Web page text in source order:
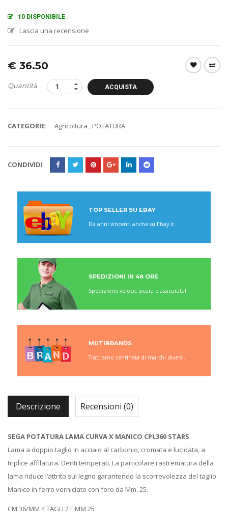
10 DISPONIBILE
Lascia una recensione
€ 36.50
Quantità ACQUISTA
CATEGORIE: Agricoltura , POTATURA
CONDIVIDI
TOP SELLER SU EBAY
Da anni vincenti anche su Ebay.it
SPEDIZIONI IN 48 ORE
Spedizione veloce, sicura e assicurata!
MUTIBRANDS
Trattiamo centinaia di marchi diversi.
Descrizione Recensioni (0)
SEGA POTATURA LAMA CURVA X MANICO CPL360 STARS
Lama a doppio taglio in acciaio al carbonio, cromata e lucidata, a
triplice affilatura. Denti temperati. La particolare rastrematura della
lama riduce l’attrito sul legno garantendo la scorrevolezza del taglio.
Manico in ferro verniciato con foro da Mm. 25.
CM 36/MM 4 TAGLI 2 F.MM 25